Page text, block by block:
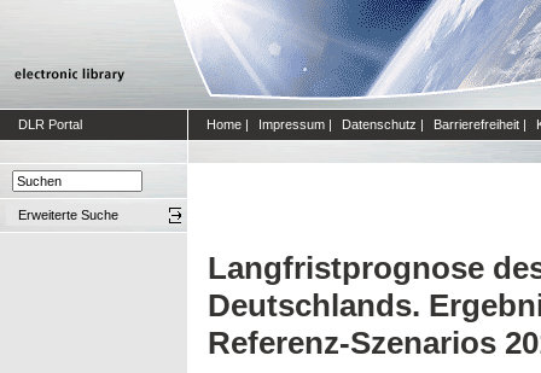
DLR Portal Home | Impressum | Datenschutz | Barrierefreiheit |
Erweiterte Suche
Langfristprognose
Deutschlands.
Referenz-Szenarios